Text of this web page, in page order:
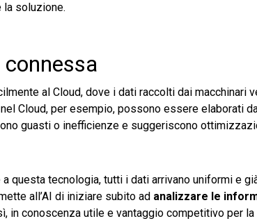
la soluzione.
al Cloud, dove i dati raccolti dai macchinari
Cloud, per esempio, possono essere elaborati
guasti o inefficienze e suggeriscono
questa tecnologia, tutti i dati arrivano uniformi e
all’AI di iniziare subito ad analizzare le
in conoscenza utile e vantaggio competitivo per la